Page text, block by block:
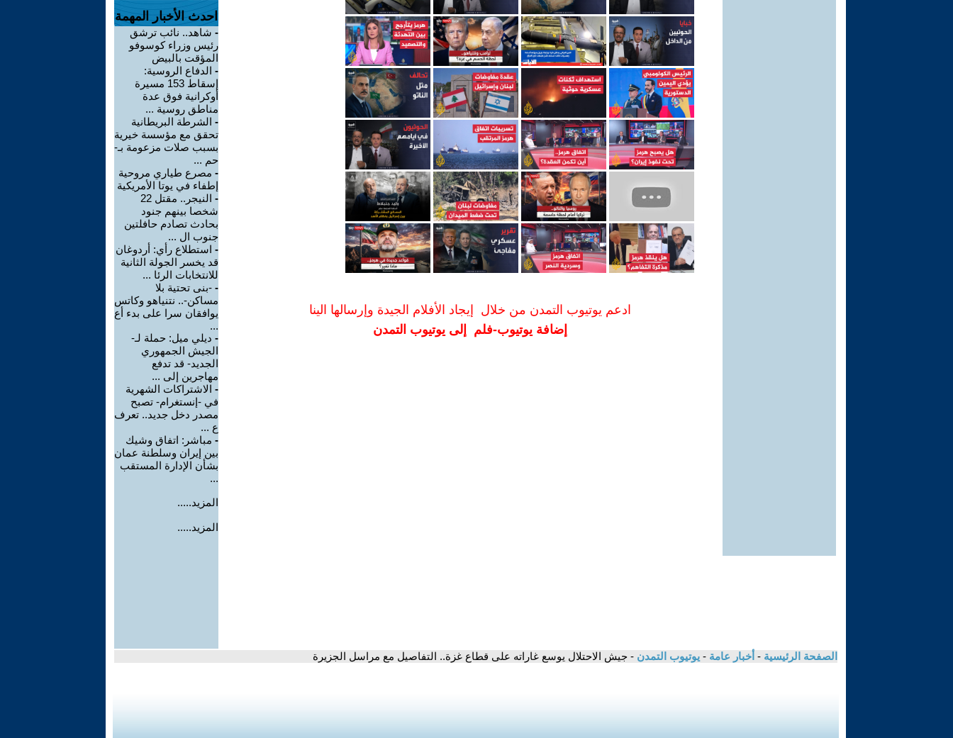
ادعم يوتيوب التمدن من خلال إيجاد الأفلام الجيدة وإرسالها الينا
إضافة يوتيوب-فلم إلى يوتيوب التمدن
احدث الأخبار المهمة
- شاهد.. نائب ترشق
رئيس وزراء كوسوفو
المؤقت بالبيض
- الدفاع الروسية:
إسقاط 153 مسيرة
أوكرانية فوق عدة
مناطق روسية ...
- الشرطة البريطانية
تحقق مع مؤسسة خيرية
بسبب صلات مزعومة بـ-
حم ...
- مصرع طياري مروحية
إطفاء في يوتا الأمريكية
-
النيجر.. مقتل 22
شخصا بينهم جنود
بحادث تصادم حافلتين
جنوب ال ...
- استطلاع رأي: أردوغان
قد يخسر الجولة الثانية
للانتخابات الرئا ...
- -بنى تحتية بلا
مساكن-.. نتنياهو وكاتس
يوافقان سرا على بدء أع
...
- ديلي ميل: حملة لـ-
الجيش الجمهوري
الجديد- قد تدفع
مهاجرين إلى ...
- الاشتراكات الشهرية
في -إنستغرام- تصبح
مصدر دخل جديد.. تعرف
ع ...
- مباشر: اتفاق وشيك
بين إيران وسلطنة عمان
بشأن الإدارة المستقب
...
المزيد.....
المزيد.....
الصفحة الرئيسية - أخبار عامة - يوتيوب التمدن - جيش الاحتلال يوسع غاراته على قطاع غزة.. التفاصيل مع مراسل الجزيرة